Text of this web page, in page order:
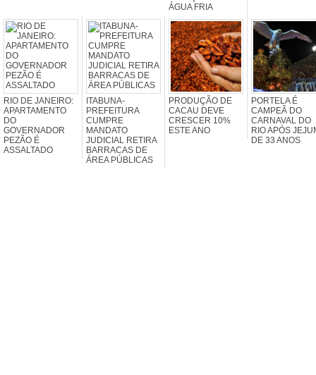
ÁGUA FRIA
RIO DE JANEIRO:
APARTAMENTO
DO
GOVERNADOR
PEZÃO É
ASSALTADO
ITABUNA-
PREFEITURA
CUMPRE
MANDATO
JUDICIAL RETIRA
BARRACAS DE
ÁREA PÚBLICAS
PRODUÇÃO DE
CACAU DEVE
CRESCER 10%
ESTE ANO
PORTELA É
CAMPEÃ DO
CARNAVAL DO
RIO APÓS
DE 33 ANOS